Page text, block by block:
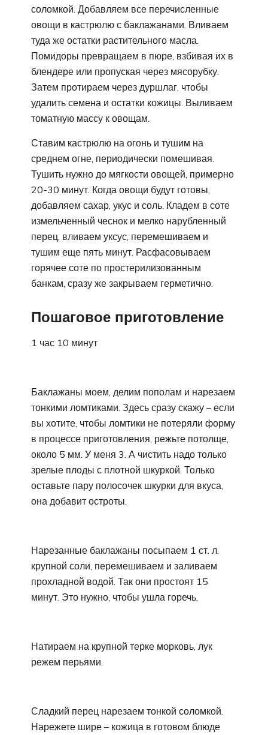
соломкой. Добавляем все перечисленные
овощи в кастрюлю с баклажанами. Вливаем
туда же остатки растительного масла.
Помидоры превращаем в пюре, взбивая их в
блендере или пропуская через мясорубку.
Затем протираем через дуршлаг, чтобы
удалить семена и остатки кожицы. Выливаем
томатную массу к овощам.
Ставим кастрюлю на огонь и тушим на
среднем огне, периодически помешивая.
Тушить нужно до мягкости овощей, примерно
20-30 минут. Когда овощи будут готовы,
добавляем сахар, укус и соль. Кладем в соте
измельченный чеснок и мелко нарубленный
перец, вливаем уксус, перемешиваем и
тушим еще пять минут. Расфасовываем
горячее соте по простерилизованным
банкам, сразу же закрываем герметично.
Пошаговое приготовление
1 час 10 минут
Баклажаны моем, делим пополам и нарезаем
тонкими ломтиками. Здесь сразу скажу – если
вы хотите, чтобы ломтики не потеряли форму
в процессе приготовления, режьте потолще,
около 5 мм. У меня 3. А чистить надо только
зрелые плоды с плотной шкуркой. Только
оставьте пару полосочек шкурки для вкуса,
она добавит остроты.
Нарезанные баклажаны посыпаем 1 ст. л.
крупной соли, перемешиваем и заливаем
прохладной водой. Так они простоят 15
минут. Это нужно, чтобы ушла горечь.
Натираем на крупной терке морковь, лук
режем перьями.
Сладкий перец нарезаем тонкой соломкой.
Нарежете шире – кожица в готовом блюде